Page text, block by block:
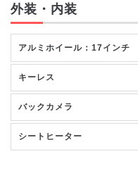
外装・内装
アルミホイール：17インチ
キーレス
バックカメラ
シートヒーター